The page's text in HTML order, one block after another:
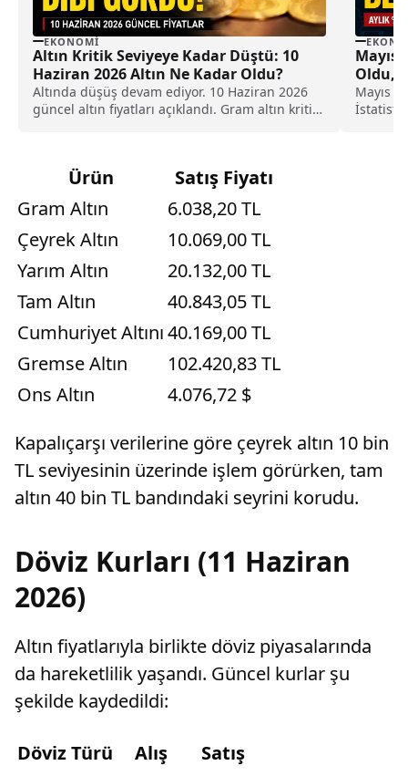
EKONOMI
Altın Kritik Seviyeye Kadar Düştü: 10
Haziran 2026 Altın Ne Kadar Oldu?
Altında düşüş devam ediyor. 10 Haziran 2026
güncel altın fiyatları açıklandı. Gram altın kritik
Mayıs
Oldu,
Mayıs
İstatistik
Ürün
Satış Fiyatı
Gram Altın
6.038,20 TL
Çeyrek Altın
10.069,00 TL
Yarım Altın
20.132,00 TL
Tam Altın
40.843,05 TL
Cumhuriyet Altını40.169,00 TL
Gremse Altın
102.420,83 TL
Ons Altın
4.076,72 $
Kapalıçarşı verilerine göre çeyrek altın 10 bin
TL seviyesinin üzerinde işlem görürken, tam
altın 40 bin TL bandındaki seyrini korudu.
Döviz Kurları (11 Haziran
2026)
Altın fiyatlarıyla birlikte döviz piyasalarında
da hareketlilik yaşandı. Güncel kurlar şu
şekilde kaydedildi:
Döviz Türü Alış
Satış